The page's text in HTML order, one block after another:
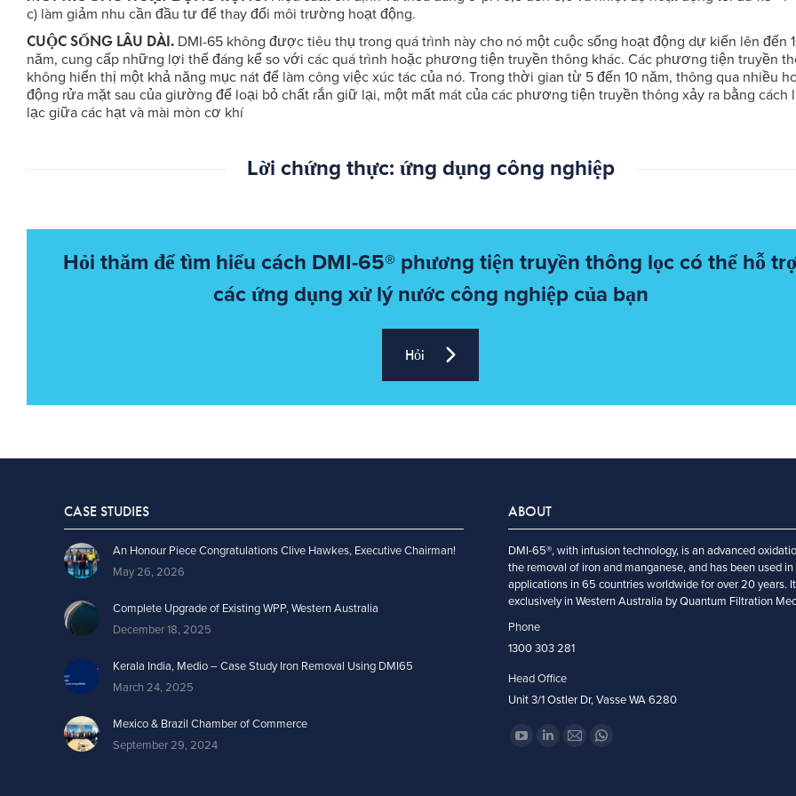
c) làm giảm nhu cần đầu tư để thay đổi môi trường hoạt động.
CUỘC SỐNG LÂU DÀI. DMI-65 không được tiêu thụ trong quá trình này cho nó một cuộc sống hoạt động dự kiến lên đến
năm, cung cấp những lợi thế đáng kể so với các quá trình hoặc phương tiện truyền thông khác. Các phương tiện truyền
không hiển thị một khả năng mục nát để làm công việc xúc tác của nó. Trong thời gian từ 5 đến 10 năm, thông qua nhiều
động rửa mặt sau của giường để loại bỏ chất rắn giữ lại, một mất mát của các phương tiện truyền thông xảy ra bằng cách
lạc giữa các hạt và mài mòn cơ khí
Lời chứng thực: ứng dụng công nghiệp
Hỏi thăm để tìm hiểu cách DMI-65® phương tiện truyền thông lọc có thể hỗ
các ứng dụng xử lý nước công nghiệp của bạn
Hỏi
CASE STUDIES
An Honour Piece Congratulations Clive Hawkes, Executive Chairman!
May 26, 2026
Complete Upgrade of Existing WPP, Western Australia
December 18, 2025
Kerala India, Medio – Case Study Iron Removal Using DMI65
March 24, 2025
Mexico & Brazil Chamber of Commerce
September 29, 2024
ABOUT
DMI-65®, with infusion technology, is an advanced
the removal of iron and manganese, and has been used
applications in 65 countries worldwide for over 20 years.
exclusively in Western Australia by Quantum Filtration
Phone
1300 303 281
Head Office
Unit 3/1 Ostler Dr, Vasse WA 6280
Find us on:
Mail Whatsapp